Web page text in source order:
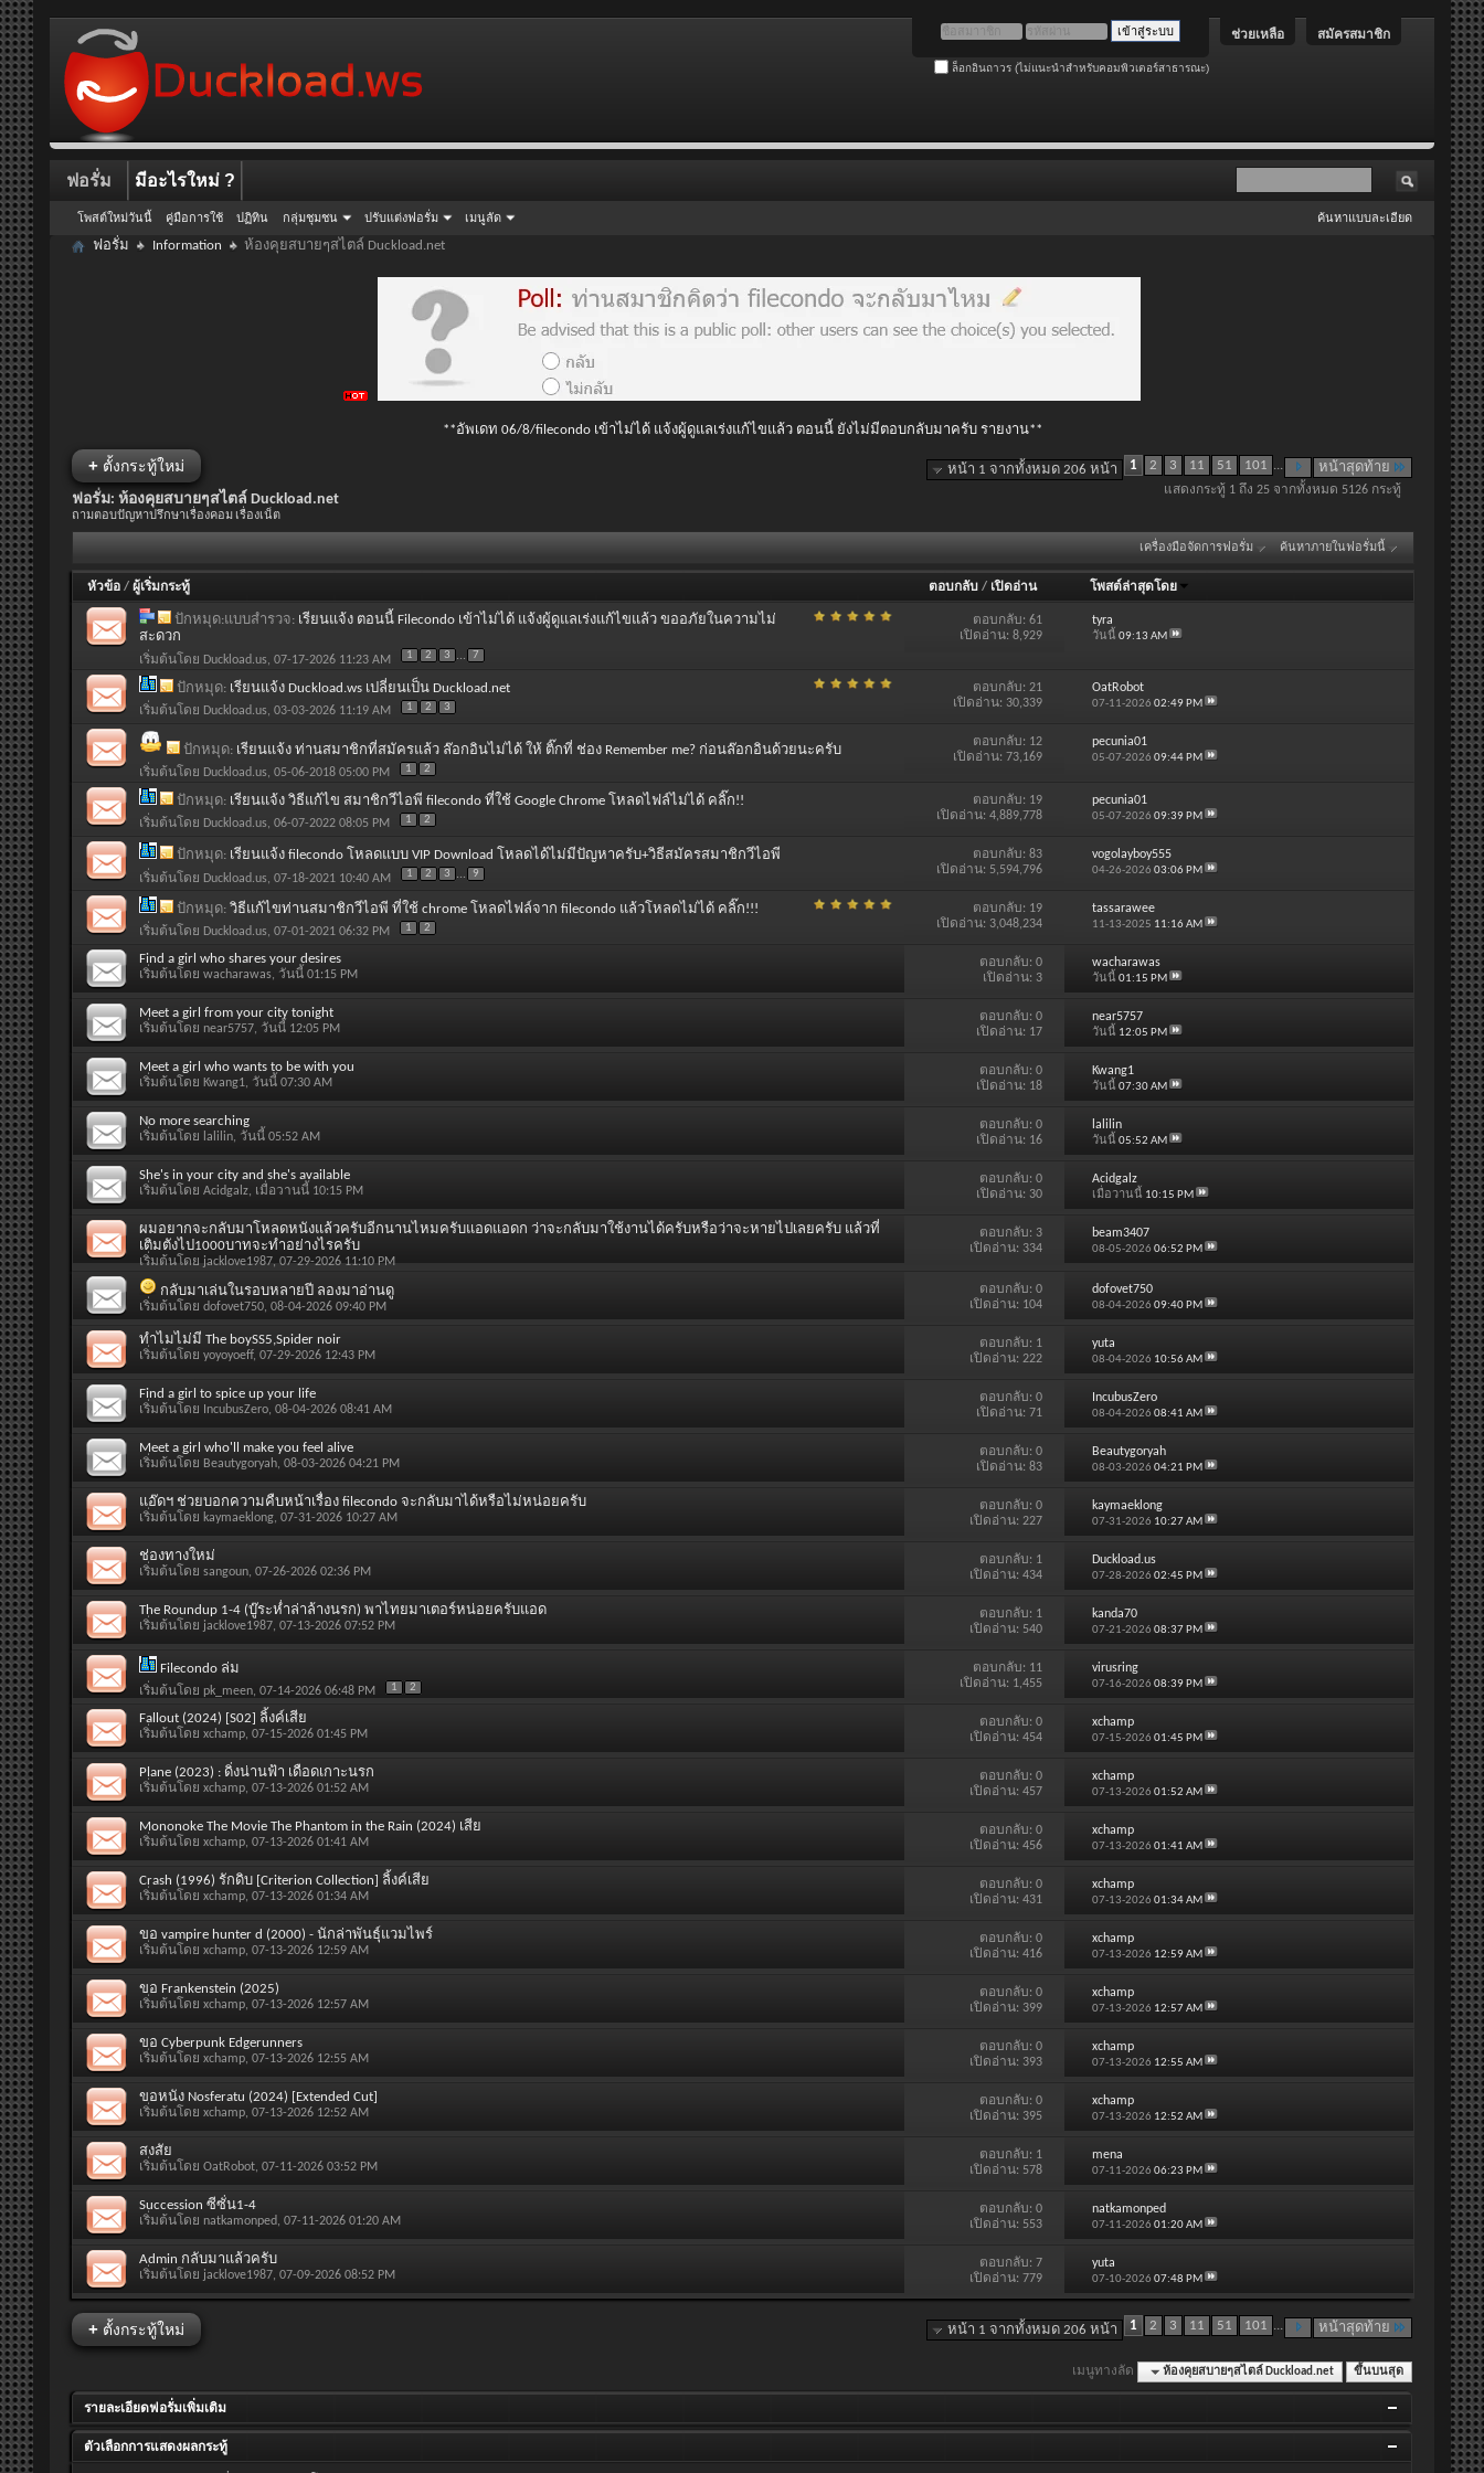
สมัครสมาชิก
ช่วยเหลือ
ล็อกอินถาวร (ไม่แนะนำสำหรับคอมพิวเตอร์สาธารณะ)
ฟอรั่ม
โพสต์ใหม่วันนี้ คู่มือการใช้ ปฏิทิน กลุ่มชุมชน ปรับแต่งฟอรั่ม เมนูลัด
มีอะไรใหม่ ?
ค้นหาแบบละเอียด
ฟอรั่ม Information ห้องคุยสบายๆสไตล์ Duckload.net
**อัพเดท 06/8/filecondo เข้าไม่ได้ แจ้งผู้ดูแลเร่งแก้ไขแล้ว ตอนนี้ ยังไม่มีตอบกลับมาครับ รายงาน**
+ ตั้งกระทู้ใหม่ หน้า 1 จากทั้งหมด 206 หน้า 1 2 3 11 51 101 ... หน้าสุดท้าย
แสดงกระทู้ 1 ถึง 25 จากทั้งหมด 5126 กระทู้
ฟอรั่ม: ห้องคุยสบายๆสไตล์ Duckload.net
ถามตอบปัญหาปรึกษาเรื่องคอม เรื่องเน็ต
เครื่องมือจัดการฟอรั่ม ค้นหาภายในฟอรั่มนี้
หัวข้อ / ผู้เริ่มกระทู้ ตอบกลับ / เปิดอ่าน โพสต์ล่าสุดโดย
ปักหมุด:แบบสำรวจ: เรียนแจ้ง ตอนนี้ Filecondo เข้าไม่ได้ แจ้งผู้ดูแลเร่งแก้ไขแล้ว ขออภัยในความไม่
สะดวก
เริ่มต้นโดย Duckload.us, 07-17-2026 11:23 AM 1 2 3 ... 7
ตอบกลับ:61
เปิดอ่าน: 8,929
tyra
วันนี้ 09:13 AM
ปักหมุด: เรียนแจ้ง Duckload.ws เปลี่ยนเป็น Duckload.net
เริ่มต้นโดย Duckload.us, 03-03-2026 11:19 AM 1 2 3
ตอบกลับ:21
เปิดอ่าน: 30,339
OatRobot
07-11-2026 02:49 PM
ปักหมุด: เรียนแจ้ง ท่านสมาชิกที่สมัครแล้ว ล๊อกอินไม่ได้ ให้ ติ๊กที่ ช่อง Remember me? ก่อนล๊อกอินด้วยนะครับ
เริ่มต้นโดย Duckload.us, 05-06-2018 05:00 PM 1 2
ตอบกลับ: 12
เปิดอ่าน: 73,169
pecunia01
05-07-2026 09:44 PM
ปักหมุด: เรียนแจ้ง วิธีแก้ไข สมาชิกวีไอพี filecondo ที่ใช้ Google Chrome โหลดไฟล์ไม่ได้ คลิ๊ก!!
เริ่มต้นโดย Duckload.us, 06-07-2022 08:05 PM 1 2
ตอบกลับ: 19
เปิดอ่าน: 4,889,778
pecunia01
05-07-2026 09:39 PM
ปักหมุด: เรียนแจ้ง filecondo โหลดแบบ VIP Download โหลดได้ไม่มีปัญหาครับ+วิธีสมัครสมาชิกวีไอพี
เริ่มต้นโดย Duckload.us, 07-18-2021 10:40 AM 1 2 3 ... 9
ตอบกลับ:83
เปิดอ่าน: 5,594,796
vogolayboy555
04-26-2026 03:06 PM
ปักหมุด: วิธีแก้ไขท่านสมาชิกวีไอพี ที่ใช้ chrome โหลดไฟล์จาก filecondo แล้วโหลดไม่ได้ คลิ๊ก!!!
เริ่มต้นโดย Duckload.us, 07-01-2021 06:32 PM 1 2
ตอบกลับ: 19
เปิดอ่าน: 3,048,234
tassarawee
11-13-2025 11:16 AM
Find a girl who shares your desires
เริ่มต้นโดย wacharawas, วันนี้ 01:15 PM
ตอบกลับ:0
เปิดอ่าน: 3
wacharawas
วันนี้ 01:15 PM
Meet a girl from your city tonight
เริ่มต้นโดย near5757, วันนี้ 12:05 PM
ตอบกลับ:0
เปิดอ่าน: 17
near5757
วันนี้ 12:05 PM
Meet a girl who wants to be with you
เริ่มต้นโดย Kwang1, วันนี้ 07:30 AM
ตอบกลับ:0
เปิดอ่าน: 18
Kwang1
วันนี้ 07:30 AM
No more searching
เริ่มต้นโดย lalilin, วันนี้ 05:52 AM
ตอบกลับ:0
เปิดอ่าน: 16
lalilin
วันนี้ 05:52 AM
She's in your city and she's available
เริ่มต้นโดย Acidgalz, เมื่อวานนี้ 10:15 PM
ตอบกลับ:0
เปิดอ่าน: 30
Acidgalz
เมื่อวานนี้ 10:15 PM
ผมอยากจะกลับมาโหลดหนังแล้วครับอีกนานไหมครับแอดแอดก ว่าจะกลับมาใช้งานได้ครับหรือว่าจะหายไปเลยครับ แล้วที่
เติมตังไป1000บาทจะทำอย่างไรครับ
เริ่มต้นโดย jacklove1987, 07-29-2026 11:10 PM
ตอบกลับ: 3
เปิดอ่าน: 334
beam3407
08-05-2026 06:52 PM
กลับมาเล่นในรอบหลายปี ลองมาอ่านดู
เริ่มต้นโดย dofovet750, 08-04-2026 09:40 PM
ตอบกลับ:0
เปิดอ่าน: 104
dofovet750
08-04-2026 09:40 PM
ทำไมไม่มี The boySS5,Spider noir
เริ่มต้นโดย yoyoyoeff, 07-29-2026 12:43 PM
ตอบกลับ: 1
เปิดอ่าน: 222
yuta
08-04-2026 10:56 AM
Find a girl to spice up your life
เริ่มต้นโดย IncubusZero, 08-04-2026 08:41 AM
ตอบกลับ:0
เปิดอ่าน: 71
IncubusZero
08-04-2026 08:41 AM
Meet a girl who'll make you feel alive
เริ่มต้นโดย Beautygoryah, 08-03-2026 04:21 PM
ตอบกลับ:0
เปิดอ่าน: 83
Beautygoryah
08-03-2026 04:21 PM
แอ๊ดฯ ช่วยบอกความคืบหน้าเรื่อง filecondo จะกลับมาได้หรือไม่หน่อยครับ
เริ่มต้นโดย kaymaeklong, 07-31-2026 10:27 AM
ตอบกลับ:0
เปิดอ่าน: 227
kaymaeklong
07-31-2026 10:27 AM
ช่องทางใหม่
เริ่มต้นโดย sangoun, 07-26-2026 02:36 PM
ตอบกลับ: 1
เปิดอ่าน: 434
Duckload.us
07-28-2026 02:45 PM
The Roundup 1-4 (บู๊ระห่ำล่าล้างนรก) พาไทยมาเตอร์หน่อยครับแอด
เริ่มต้นโดย jacklove1987, 07-13-2026 07:52 PM
ตอบกลับ: 1
เปิดอ่าน: 540
kanda70
07-21-2026 08:37 PM
Filecondo ล่ม
เริ่มต้นโดย pk_meen, 07-14-2026 06:48 PM 1 2
ตอบกลับ: 11
เปิดอ่าน: 1,455
virusring
07-16-2026 08:39 PM
Fallout (2024) [S02] ลิ้งค์เสีย
เริ่มต้นโดย xchamp, 07-15-2026 01:45 PM
ตอบกลับ:0
เปิดอ่าน: 454
xchamp
07-15-2026 01:45 PM
Plane (2023) : ดิ่งน่านฟ้า เดือดเกาะนรก
เริ่มต้นโดย xchamp, 07-13-2026 01:52 AM
ตอบกลับ:0
เปิดอ่าน: 457
xchamp
07-13-2026 01:52 AM
Mononoke The Movie The Phantom in the Rain (2024) เสีย
เริ่มต้นโดย xchamp, 07-13-2026 01:41 AM
ตอบกลับ:0
เปิดอ่าน: 456
xchamp
07-13-2026 01:41 AM
Crash (1996) รักดิบ [Criterion Collection] ลิ้งค์เสีย
เริ่มต้นโดย xchamp, 07-13-2026 01:34 AM
ตอบกลับ:0
เปิดอ่าน: 431
xchamp
07-13-2026 01:34 AM
ขอ vampire hunter d (2000) - นักล่าพันธุ์แวมไพร์
เริ่มต้นโดย xchamp, 07-13-2026 12:59 AM
ตอบกลับ:0
เปิดอ่าน: 416
xchamp
07-13-2026 12:59 AM
ขอ Frankenstein (2025)
เริ่มต้นโดย xchamp, 07-13-2026 12:57 AM
ตอบกลับ:0
เปิดอ่าน: 399
xchamp
07-13-2026 12:57 AM
ขอ Cyberpunk Edgerunners
เริ่มต้นโดย xchamp, 07-13-2026 12:55 AM
ตอบกลับ:0
เปิดอ่าน: 393
xchamp
07-13-2026 12:55 AM
ขอหนัง Nosferatu (2024) [Extended Cut]
เริ่มต้นโดย xchamp, 07-13-2026 12:52 AM
ตอบกลับ:0
เปิดอ่าน: 395
xchamp
07-13-2026 12:52 AM
สงสัย
เริ่มต้นโดย OatRobot, 07-11-2026 03:52 PM
ตอบกลับ: 1
เปิดอ่าน: 578
mena
07-11-2026 06:23 PM
Succession ซีซั่น1-4
เริ่มต้นโดย natkamonped, 07-11-2026 01:20 AM
ตอบกลับ:0
เปิดอ่าน: 553
natkamonped
07-11-2026 01:20 AM
Admin กลับมาแล้วครับ
เริ่มต้นโดย jacklove1987, 07-09-2026 08:52 PM
ตอบกลับ:7
เปิดอ่าน: 779
yuta
07-10-2026 07:48 PM
+ ตั้งกระทู้ใหม่ หน้า 1 จากทั้งหมด 206 หน้า 1 2 3 11 51 101 ... หน้าสุดท้าย
เมนูทางลัด ห้องคุยสบายๆสไตล์ Duckload.net ขึ้นบนสุด
รายละเอียดฟอรั่มเพิ่มเติม
ตัวเลือกการแสดงผลกระทู้